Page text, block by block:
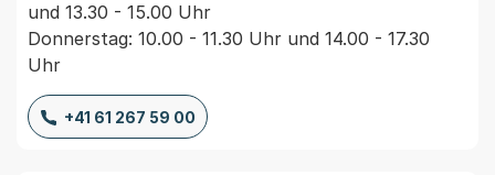
und 13.30 - 15.00 Uhr
Donnerstag: 10.00 - 11.30 Uhr und 14.00 - 17.30
Uhr
+41 61 267 59 00